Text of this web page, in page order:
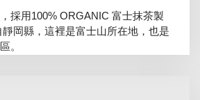
採用100% ORGANIC 富士抹茶製
岡縣，這裡是富士山所在地，也是
。